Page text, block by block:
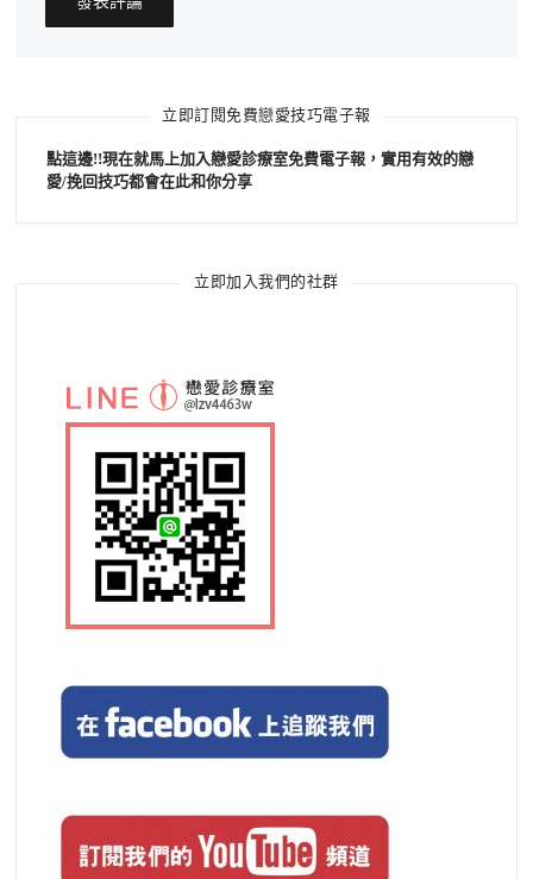
立即訂閱免費戀愛技巧電子報
點這邊!!現在就馬上加入戀愛診療室免費電子報，實用有效的戀
愛/挽回技巧都會在此和你分享
立即加入我們的社群